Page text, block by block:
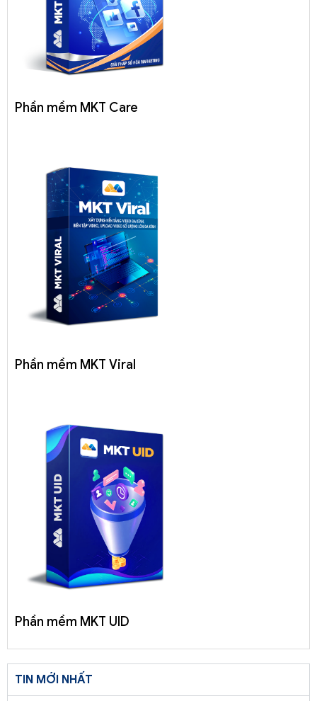
Phần mềm MKT Care
Phần mềm MKT Viral
Phần mềm MKT UID
TIN MỚI NHẤT